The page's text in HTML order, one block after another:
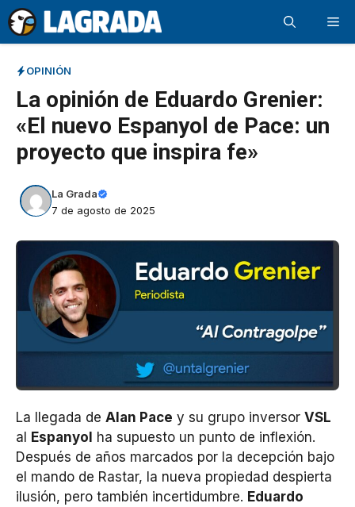
Saltar
al
contenido
OPINIÓN
La opinión de Eduardo Grenier:
«El nuevo Espanyol de Pace: un
proyecto que inspira fe»
La Grada
7 de agosto de 2025
La llegada de Alan Pace y su grupo inversor VSL
al Espanyol ha supuesto un punto de inflexión.
Después de años marcados por la decepción bajo
el mando de Rastar, la nueva propiedad despierta
ilusión, pero también incertidumbre. Eduardo